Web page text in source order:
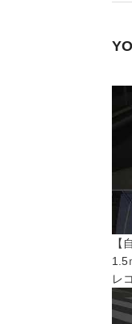
【
1.5
レコ